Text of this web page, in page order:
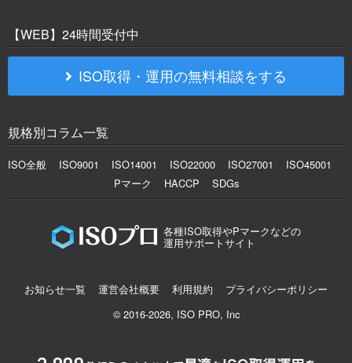
【WEB】24時間受付中
ISO取得・運用の無料相談をする
規格別コラム一覧
ISO全般 ISO9001 ISO14001 ISO22000 ISO27001
ISO45001
Pマーク
HACCP SDGs
各種ISO取得やPマークなどの
運用サポートサイト
お知らせ一覧 運営会社概要 利用規約
プライバシーポリシー
© 2016-2026, ISO PRO, Inc